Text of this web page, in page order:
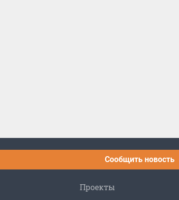
Сообщить новость
Проекты